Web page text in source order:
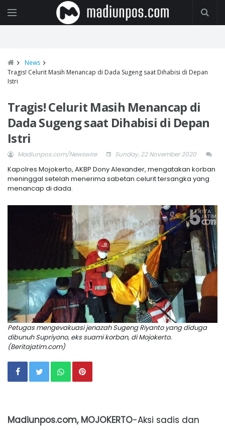
News
Tragis! Celurit Masih Menancap di Dada Sugeng saat Dihabisi di Depan
Istri
Tragis! Celurit Masih Menancap di
Dada Sugeng saat Dihabisi di Depan
Istri
Madiunpos.com/Newswire Sunday, 22 November 2020
Kapolres Mojokerto, AKBP Dony Alexander, mengatakan korban
meninggal setelah menerima sabetan celurit tersangka yang
menancap di dada.
Petugas mengevakuasi jenazah Sugeng Riyanto yang diduga
dibunuh Supriyono, eks suami korban, di Mojokerto.
(Beritajatim.com)
Madiunpos.com, MOJOKERTO-Aksi sadis dan